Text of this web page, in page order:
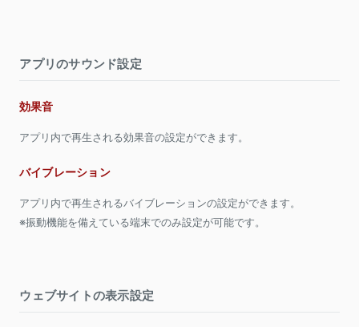
アプリのサウンド設定
効果音
アプリ内で再生される効果音の設定ができます。
バイブレーション
アプリ内で再生されるバイブレーションの設定ができます。
※振動機能を備えている端末でのみ設定が可能です。
ウェブサイトの表示設定